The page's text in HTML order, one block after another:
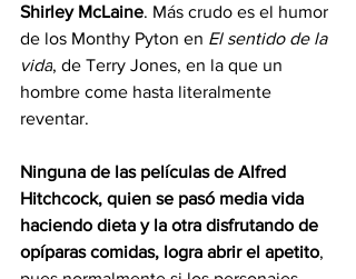
Shirley McLaine. Más crudo es el humor
de los Monthy Pyton en El sentido de la
vida, de Terry Jones, en la que un
hombre come hasta literalmente
reventar.
Ninguna de las películas de Alfred
Hitchcock, quien se pasó media vida
haciendo dieta y la otra disfrutando de
opíparas comidas, logra abrir el apetito,